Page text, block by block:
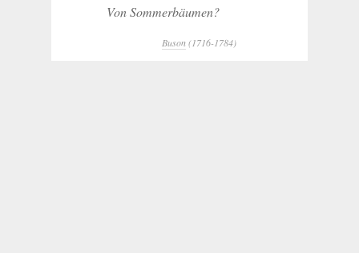
Von Sommerbäumen?
Buson(1716-1784)